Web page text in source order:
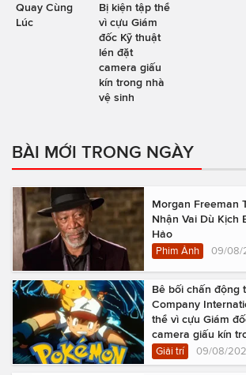
Quay Cùng
Lúc
Bị kiện tập thể
vì cựu Giám
đốc Kỹ thuật
lén đặt
camera giấu
kín trong nhà
vệ sinh
BÀI MỚI TRONG NGÀY
Morgan Freeman
Nhận Vai Dù Kịch
Hảo
Phim Ảnh 09/08/
Bê bối chấn động
Company
thể vì cựu Giám
camera giấu kín
Giải trí 09/08/